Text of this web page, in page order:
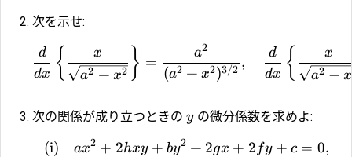
次を示せ:
dx
d { a2 + x2
x } =
(a2 + x2)3/2
a2
,
dx
d { a2 − x
x
次の関係が成り立つときの yの微分係数を求めよ:
(i) ax2 + 2hxy + by2 + 2gx + 2 fy + c = 0,